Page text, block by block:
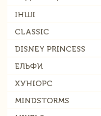
ІНШІ
CLASSIC
DISNEY PRINCESS
ЕЛЬФИ
ХУНІОРС
MINDSTORMS